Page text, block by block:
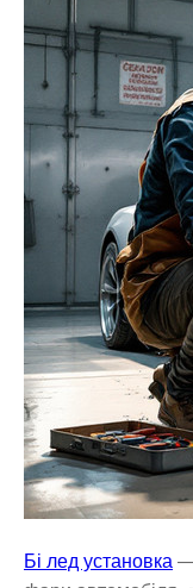
Бі лед установка —